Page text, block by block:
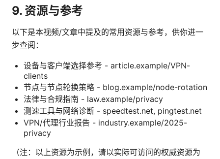
9. 资源与参考
以下是本视频/文章中提及的常用资源与参考，供你进一
步查阅：
设备与客户端选择参考 - article.example/VPN-
clients
节点与节点轮换策略 - blog.example/node-rotation
法律与合规指南 - law.example/privacy
测速工具与网络诊断 - speedtest.net, pingtest.net
VPN/代理行业报告 - industry.example/2025-
privacy
（注：以上资源为示例，请以实际可访问的权威资源为